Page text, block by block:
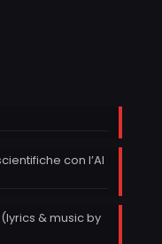
con l’AI
& music by